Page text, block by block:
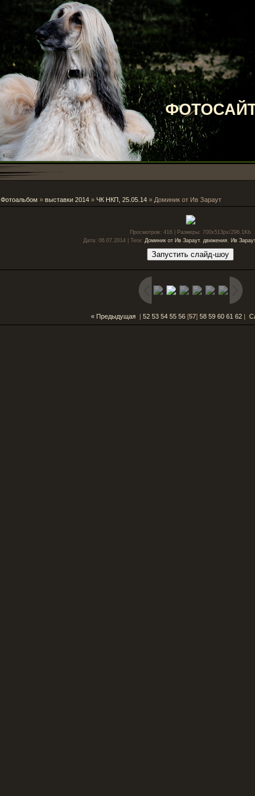
ФОТОСАЙТ
Фотоальбом » выставки 2014» ЧК НКП, 25.05.14» Доминик от Ив Зараут
Просмотров: 416 | Размеры: 700x513px/296.1Kb
Дата: 06.07.2014 | Теги: Доминик от Ив Зараут, движения, Ив
« Предыдущая| 52 53 54 55 56[57] 58 59 60 61 62|